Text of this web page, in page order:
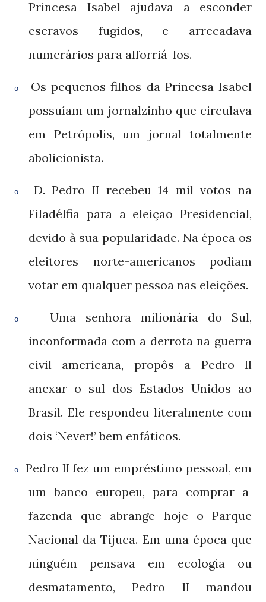
Princesa Isabel ajudava a esconder
escravos fugidos, e arrecadava
numerários para alforriá-los.
o
Os pequenos filhos da Princesa Isabel
possuíam um jornalzinho que circulava
em Petrópolis, um jornal totalmente
abolicionista.
o D. PedroII recebeu14 mil votos na
Filadélfia para a eleição Presidencial,
devido à sua popularidade. Na época os
eleitores norte-americanos podiam
votar em qualquer pessoa nas eleições.
o
Uma senhora milionária do Sul,
inconformada com a derrota na guerra
civil americana, propôs a Pedro II
anexar o sul dos Estados Unidos ao
Brasil. Ele respondeu literalmente com
dois ‘Never!’ bem enfáticos.
o Pedro IIfez um empréstimo pessoal, em
um banco europeu, para comprar a
fazenda que abrange hoje o Parque
Nacional da Tijuca. Em uma época que
ninguém pensava em ecologia ou
desmatamento, Pedro IImandou